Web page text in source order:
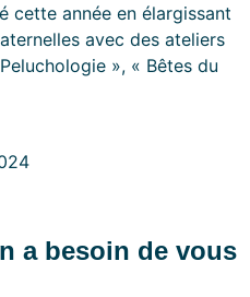
cette année en élargissant
avec des ateliers
», « Bêtes du
a besoin de vous